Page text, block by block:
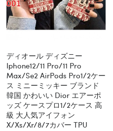
ディオール ディズニー
Iphone12/11 Pro/11 Pro
Max/se2 AirPods Pro1/2ケー
ス ミニーミッキー ブランド
韓国 かわいい Dior エアーポ
ッズ ケースプロ1/2ケース 高
級 大人気アイフォン
X/xs/xr/8/7カバー TPU